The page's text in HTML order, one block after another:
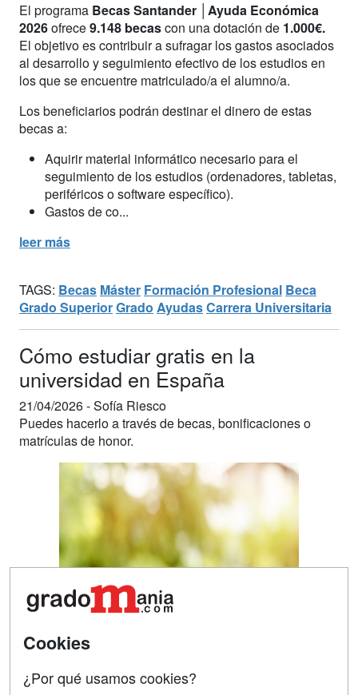
El programa Becas Santander │Ayuda Económica
2026ofrece9.148 becascon una dotación de 1.000€.
El objetivo es contribuir a sufragar los gastos asociados
al desarrollo y seguimiento efectivo de los estudios en
los que se encuentre matriculado/a el alumno/a.
Los beneficiarios podrán destinar el dinero de estas
becas a:
Aquirir material informático necesario para el
seguimiento de los estudios (ordenadores, tabletas,
periféricos o software específico).
Gastos de co...
leer más
TAGS: Becas Máster Formación Profesional Beca
Grado SuperiorGrado AyudasCarrera Universitaria
Cómo estudiar gratis en la
universidad en España
21/04/2026 -Sofía Riesco
Puedes hacerlo a través de becas, bonificaciones o
matrículas de honor.
Si vas a comenzar tus estudios universitarios y
Cookies
¿Por qué usamos cookies?